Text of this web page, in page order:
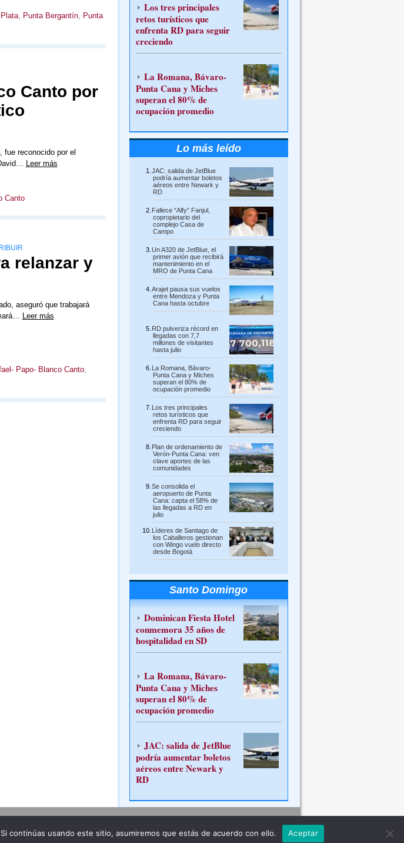
, Punta Bergantín, Punta
Canto por
fue reconocido por el
Leer más
Canto
relanzar y
aseguró que trabajará
Leer más
Papo- Blanco Canto,
Los tres principales
retos turísticos que
enfrenta RD para seguir
creciendo
La Romana, Bávaro-
Punta Cana y Miches
superan el 80% de
ocupación promedio
Lo más leído
JAC: salida de JetBlue
podría aumentar boletos
aéreos entre Newark y
RD
Fallece “Alfy” Fanjul,
copropietario del
complejo Casa de
Campo
Un A320 de JetBlue, el
primer avión que recibirá
mantenimiento en el
MRO de Punta Cana
Arajet pausa sus vuelos
entre Mendoza y Punta
Cana hasta octubre
RD pulveriza récord en
llegadas con 7,7
millones de visitantes
hasta julio
La Romana, Bávaro-
Punta Cana y Miches
superan el 80% de
ocupación promedio
Los tres principales
retos turísticos que
enfrenta RD para seguir
creciendo
Plan de ordenamiento de
Verón-Punta Cana: ven
clave aportes de las
comunidades
Se consolida el
aeropuerto de Punta
Cana: capta el 58% de
las llegadas a RD en
julio
Líderes de Santiago de
los Caballeros gestionan
con Wingo vuelo directo
desde Bogotá
Santo Domingo
Dominican Fiesta Hotel
conmemora 35 años de
hospitalidad en SD
La Romana, Bávaro-
Punta Cana y Miches
superan el 80% de
ocupación promedio
JAC: salida de JetBlue
podría aumentar boletos
aéreos entre Newark y
RD
continúas usando este sitio, asumiremos que estás de acuerdo con ello. Aceptar